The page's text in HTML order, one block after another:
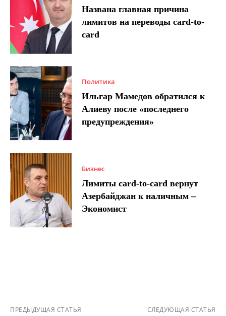
Названа главная причина
лимитов на переводы card-to-
card
Политика
Ильгар Мамедов обратился к
Алиеву после «последнего
предупреждения»
Бизнес
Лимиты card-to-card вернут
Азербайджан к наличным –
Экономист
ПРЕДЫДУЩАЯ СТАТЬЯ СЛЕДУЮЩАЯ СТАТЬЯ